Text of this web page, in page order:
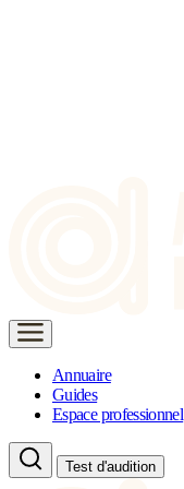
Annuaire
Guides
Espace professionnel
Test d'audition